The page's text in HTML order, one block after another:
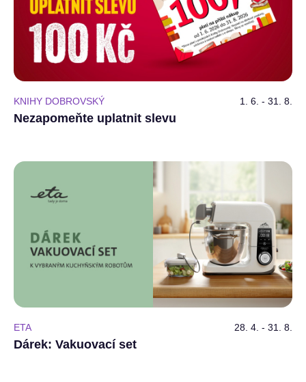
KNIHY DOBROVSKÝ 1. 6. - 31. 8.
Nezapomeňte uplatnit slevu
ETA 28. 4. - 31. 8.
Dárek: Vakuovací set